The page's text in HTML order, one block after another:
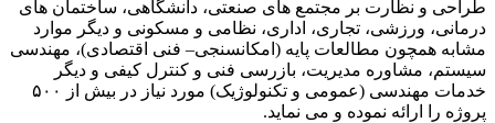
و نظارت بر مجتمع های صنعتی، دانشگاهی، ساختمان های
ورزشی، تجاری، اداری، نظامی و مسکونی و دیگر موارد
همچون مطالعات پایه (امکانسنجی– فنی اقتصادی)، مهندسی
مشاوره مدیریت، بازرسی فنی و کنترل کیفی و دیگر
خدمات مهندسی (عمومی و تکنولوژیک) مورد نیاز در بیش از ۵۰۰
را ارائه نموده و می نماید.